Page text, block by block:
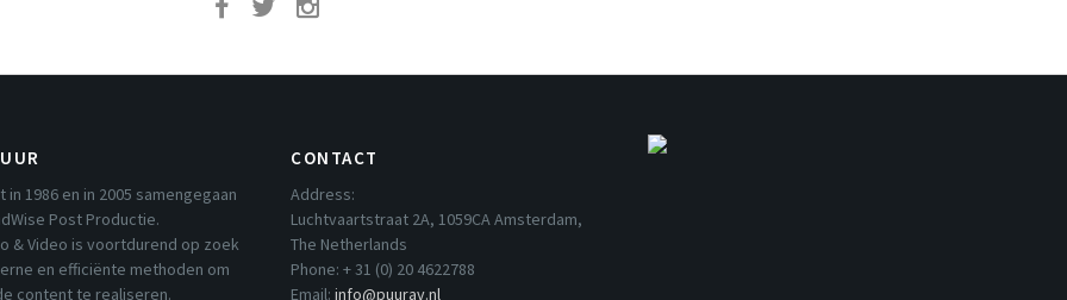
in 1986 en in 2005 samengegaan
Post Productie.
& Video is voortdurend op zoek
en efficiënte methoden om
content te realiseren.
CONTACT
Address:
Luchtvaartstraat 2A, 1059CA Amsterdam,
The Netherlands
Phone: + 31 (0) 20 4622788
Email: info@puurav.nl